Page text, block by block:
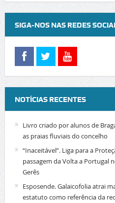
SIGA-NOS NAS REDES
NOTÍCIAS RECENTES
Livro criado por alunos de
as praias fluviais do concelho
“Inaceitável”. Liga para a
passagem da Volta a Portugal
Gerês
Esposende. Galaicofolia atrai
estatuto como referência da